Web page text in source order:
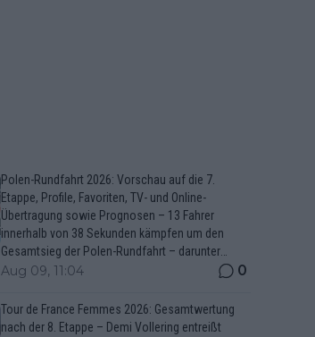
Polen-Rundfahrt 2026: Vorschau auf die 7.
Etappe, Profile, Favoriten, TV- und Online-
Übertragung sowie Prognosen – 13 Fahrer
innerhalb von 38 Sekunden kämpfen um den
Gesamtsieg der Polen-Rundfahrt – darunter
Marco Brenner und Jan Christen
Aug 09, 11:04 0
Tour de France Femmes 2026: Gesamtwertung
nach der 8. Etappe – Demi Vollering entreißt